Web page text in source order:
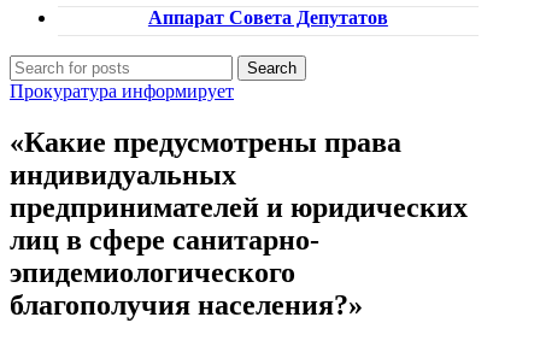
Аппарат Совета Депутатов
Search
Прокуратура информирует
«Какие предусмотрены права
индивидуальных
предпринимателей и юридических
лиц в сфере санитарно-
эпидемиологического
благополучия населения?»